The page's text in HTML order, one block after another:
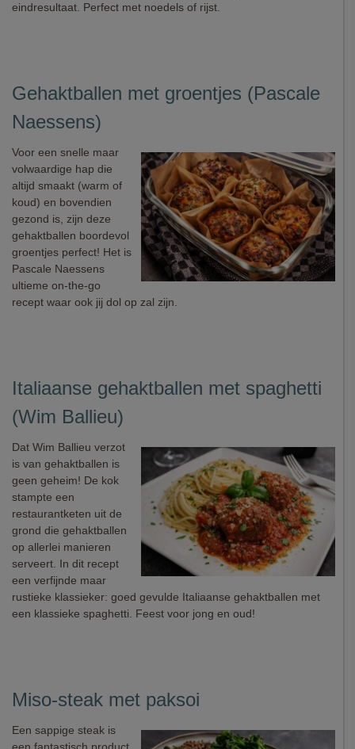
eindresultaat. Perfect met noedels of rijst.
Gehaktballen met groentjes (Pascale
Naessens)
Voor een snelle maar
volwaardige hap die
altijd smaakt (warm of
koud) en bovendien
gezond is, zijn deze
gehaktballen boordevol
groentjes perfect! Het is
Pascale Naessens
ultieme on-the-go
recept waar ook jij dol op zal zijn.
Italiaanse gehaktballen met spaghetti
(Wim Ballieu)
Dat Wim Ballieu verzot
is van gehaktballen is
geen geheim! De kok
stampte een
restaurantketen uit de
grond die gehaktballen
op allerlei manieren
serveert. In dit recept
een verfijnde maar
rustieke klassieker: goed gevulde Italiaanse gehaktballen met
een klassieke spaghetti. Feest voor jong en oud!
Miso-steak met paksoi
Een sappige steak is